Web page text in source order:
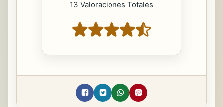
13 Valoraciones Totales